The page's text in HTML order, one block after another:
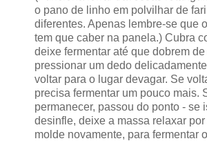
o pano de linho em polvilhar de
diferentes. Apenas lembre-se que
tem que caber na panela.) Cubra
deixe fermentar até que dobrem
pressionar um dedo
voltar para o lugar devagar. Se
precisa fermentar um pouco mais.
permanecer, passou do ponto - se
desinfle, deixe a massa relaxar
molde novamente, para fermentar